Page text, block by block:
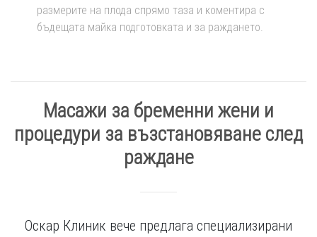
размерите на плода спрямо таза и коментира с
бъдещата майка подготовката и за раждането.
Масажи за бременни жени и
процедури за възстановяване след
раждане
Оскар Клиник вече предлага специализирани